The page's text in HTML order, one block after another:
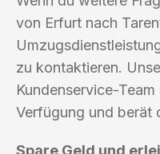
von Erfurt nach
zu kontaktieren.
Kundenservice-
Verfügung und berät
Spare Geld und